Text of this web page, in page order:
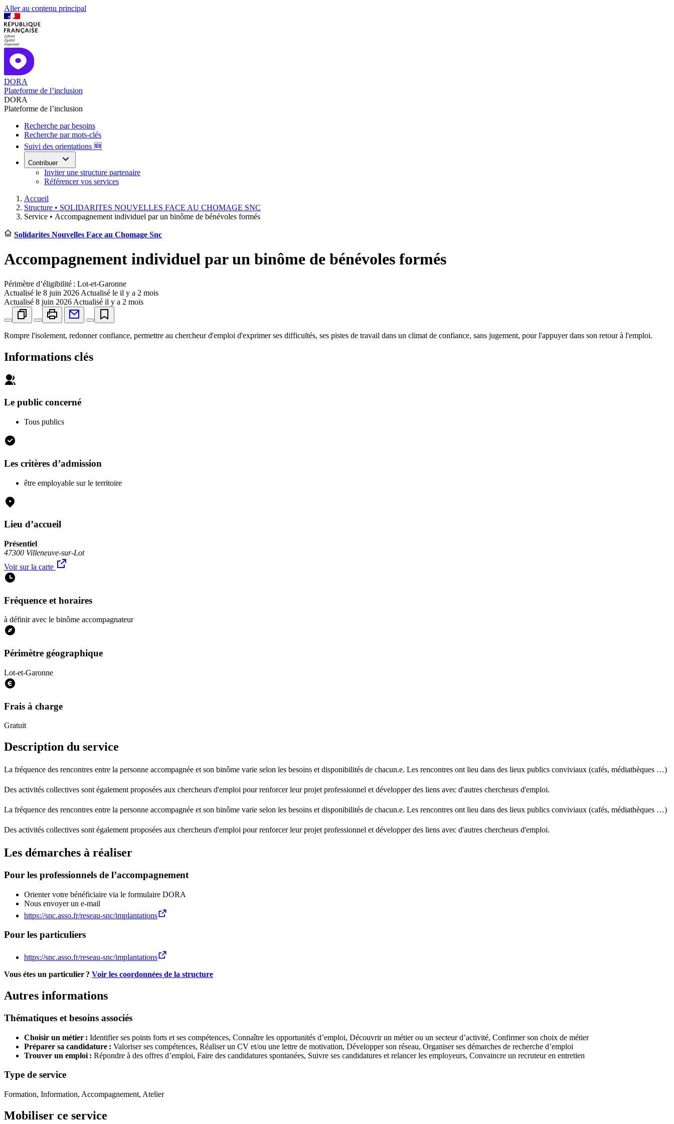
Aller au contenu principal
DORA
Plateforme de l’inclusion
DORA
Plateforme de l’inclusion
Recherche par besoins
Recherche par mots-clés
Suivi des orientations 🆕
Contribuer
Inviter une structure partenaire
Référencer vos services
Accueil
Structure • SOLIDARITES NOUVELLES FACE AU CHOMAGE SNC
Service • Accompagnement individuel par un binôme de bénévoles formés
Solidarites Nouvelles Face au Chomage Snc
Accompagnement individuel par un binôme de bénévoles formés
Périmètre d’éligibilité : Lot-et-Garonne
Actualisé le 8 juin 2026 Actualisé le il y a 2 mois
Actualisé 8 juin 2026 Actualisé il y a 2 mois
Rompre l'isolement, redonner confiance, permettre au chercheur d'emploi d'exprimer ses difficultés, ses pistes de travail dans un climat de confiance, sans jugement, pour l'appuyer dans son retour à l'emploi.
Informations clés
Le public concerné
Tous publics
Les critères d’admission
être employable sur le territoire
Lieu d’accueil
Présentiel
47300 Villeneuve-sur-Lot
Voir sur la carte
Fréquence et horaires
à définir avec le binôme accompagnateur
Périmètre géographique
Lot-et-Garonne
Frais à charge
Gratuit
Description du service
La fréquence des rencontres entre la personne accompagnée et son binôme varie selon les besoins et disponibilités de chacun.e. Les rencontres ont lieu dans des lieux publics conviviaux (cafés, médiathèques …)
Des activités collectives sont également proposées aux chercheurs d'emploi pour renforcer leur projet professionnel et développer des liens avec d'autres chercheurs d'emploi.
La fréquence des rencontres entre la personne accompagnée et son binôme varie selon les besoins et disponibilités de chacun.e. Les rencontres ont lieu dans des lieux publics conviviaux (cafés, médiathèques …)
Des activités collectives sont également proposées aux chercheurs d'emploi pour renforcer leur projet professionnel et développer des liens avec d'autres chercheurs d'emploi.
Les démarches à réaliser
Pour les professionnels de l’accompagnement
Orienter votre bénéficiaire via le formulaire DORA
Nous envoyer un e-mail
https://snc.asso.fr/reseau-snc/implantations
Pour les particuliers
https://snc.asso.fr/reseau-snc/implantations
Vous étes un particulier ? Voir les coordonnées de la structure
Autres informations
Thématiques et besoins associés
Choisir un métier : Identifier ses points forts et ses compétences, Connaître les opportunités d’emploi, Découvrir un métier ou un secteur d’activité, Confirmer son choix de métier
Préparer sa candidature : Valoriser ses compétences, Réaliser un CV et/ou une lettre de motivation, Développer son réseau, Organiser ses démarches de recherche d’emploi
Trouver un emploi : Répondre à des offres d’emploi, Faire des candidatures spontanées, Suivre ses candidatures et relancer les employeurs, Convaincre un recruteur en entretien
Type de service
Formation, Information, Accompagnement, Atelier
Mobiliser ce service